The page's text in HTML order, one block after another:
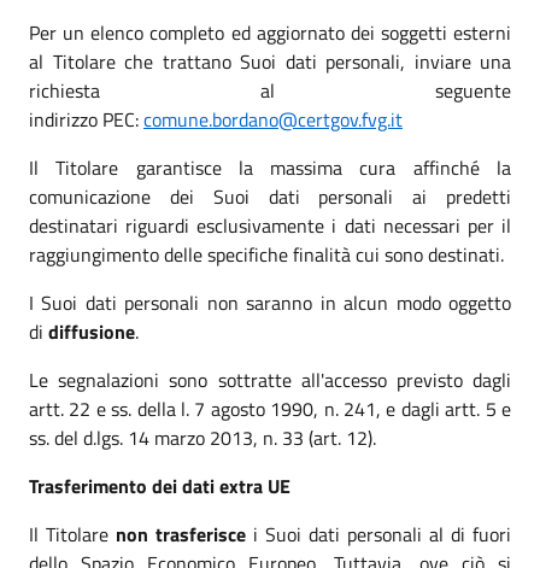
Per un elenco completo ed aggiornato dei soggetti esterni
al Titolare che trattano Suoi dati personali, inviare una
richiesta al seguente
indirizzo PEC:comune.bordano@certgov.fvg.it
Il Titolare garantisce la massima cura affinché la
comunicazione dei Suoi dati personali ai predetti
destinatari riguardi esclusivamente i dati necessari per il
raggiungimento delle specifiche finalità cui sono destinati.
I Suoi dati personali non saranno in alcun modo oggetto
di diffusione.
Le segnalazioni sono sottratte all'accesso previsto dagli
artt. 22 e ss. della l. 7 agosto 1990, n. 241, e dagli artt. 5 e
ss. del d.lgs. 14 marzo 2013, n. 33 (art. 12).
Trasferimento dei dati extra UE
Il Titolare non trasferisce i Suoi dati personali al di fuori